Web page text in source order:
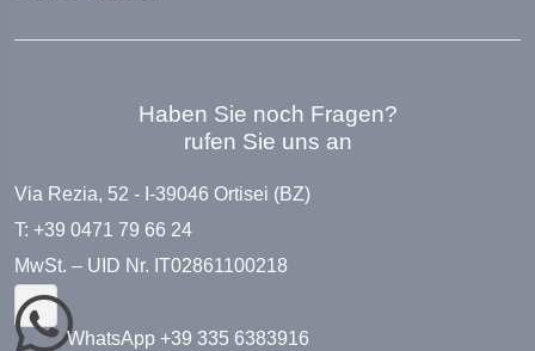
Haben Sie noch Fragen?
rufen Sie uns an
Via Rezia, 52 - I-39046 Ortisei (BZ)
T: +39 0471 79 66 24
MwSt. – UID Nr. IT02861100218
WhatsApp +39 335 6383916